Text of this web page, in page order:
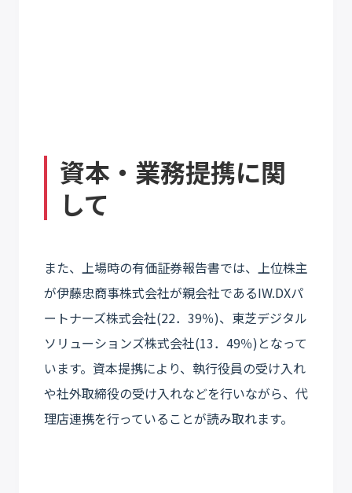
資本・業務提携に関
して
また、上場時の有価証券報告書では、上位株主
が伊藤忠商事株式会社が親会社であるIW.DXパ
ートナーズ株式会社(22．39％)、東芝デジタル
ソリューションズ株式会社(13．49％)となって
います。資本提携により、執行役員の受け入れ
や社外取締役の受け入れなどを行いながら、代
理店連携を行っていることが読み取れます。